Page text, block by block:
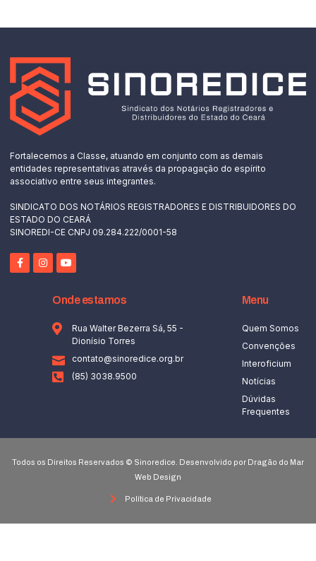
Fortalecemos a Classe, atuando em conjunto com as demais
entidades representativas através da propagação do espírito
associativo entre seus integrantes.
SINDICATO DOS NOTÁRIOS REGISTRADORES E DISTRIBUIDORES DO
ESTADO DO CEARÁ
SINOREDI-CE CNPJ 09.284.222/0001-58
Onde estamos
Rua Walter Bezerra Sá, 55 -
Dionísio Torres
contato@sinoredice.org.br
(85) 3038.9500
Menu
Quem Somos
Convenções
Interoficium
Notícias
Dúvidas
Frequentes
Todos os Direitos Reservados © Sinoredice. Desenvolvido por Dragão do Mar
Web Design
Política de Privacidade